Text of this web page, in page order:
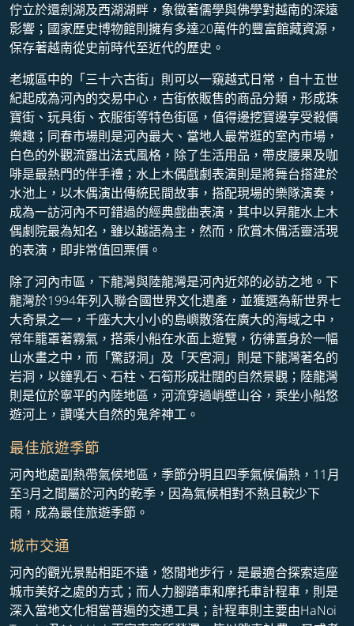
佇立於還劍湖及西湖湖畔，象徵著儒學與佛學對越南的深遠
影響；國家歷史博物館則擁有多達20萬件的豐富館藏資源，
保存著越南從史前時代至近代的歷史。
老城區中的「三十六古街」則可以一窺越式日常，自十五世
紀起成為河內的交易中心，古街依販售的商品分類，形成珠
寶街、玩具街、衣服街等特色街區，值得邊挖寶邊享受殺價
樂趣；同春市場則是河內最大、當地人最常逛的室內市場，
白色的外觀流露出法式風格，除了生活用品，帶皮腰果及咖
啡是最熱門的伴手禮；水上木偶戲劇表演則是將舞台搭建於
水池上，以木偶演出傳統民間故事，搭配現場的樂隊演奏，
成為一訪河內不可錯過的經典戲曲表演，其中以昇龍水上木
偶劇院最為知名，雖以越語為主，然而，欣賞木偶活靈活現
的表演，即非常值回票價。
除了河內市區，下龍灣與陸龍灣是河內近郊的必訪之地。下
龍灣於1994年列入聯合國世界文化遺產，並獲選為新世界七
大奇景之一，千座大大小小的島嶼散落在廣大的海域之中，
常年籠罩著霧氣，搭乘小船在水面上遊覽，彷彿置身於一幅
山水畫之中，而「驚訝洞」及「天宮洞」則是下龍灣著名的
岩洞，以鐘乳石、石柱、石筍形成壯闊的自然景觀；陸龍灣
則是位於寧平的內陸地區，河流穿過峭壁山谷，乘坐小船悠
遊河上，讚嘆大自然的鬼斧神工。
最佳旅遊季節
河內地處副熱帶氣候地區，季節分明且四季氣候偏熱，11月
至3月之間屬於河內的乾季，因為氣候相對不熱且較少下
雨，成為最佳旅遊季節。
城市交通
河內的觀光景點相距不遠，悠閒地步行，是最適合探索這座
城市美好之處的方式；而人力腳踏車和摩托車計程車，則是
深入當地文化相當普遍的交通工具；計程車則主要由HaNoi